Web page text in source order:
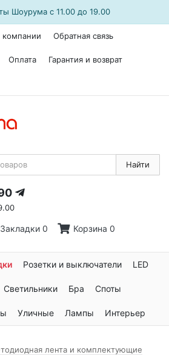
Шоурума с 11.00 до 19.00
Обратная связь
Оплата Гарантия и возврат
Найти
Закладки 0 Корзина 0
Розетки и выключатели LED
Светильники Бра Споты
Уличные Лампы Интерьер
лента и комплектующие